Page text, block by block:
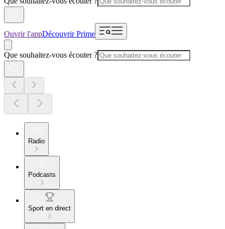
Ouvrir l'appDécouvrir Prime
Que souhaitez-vous écouter ?
Radio
Podcasts
Sport en direct